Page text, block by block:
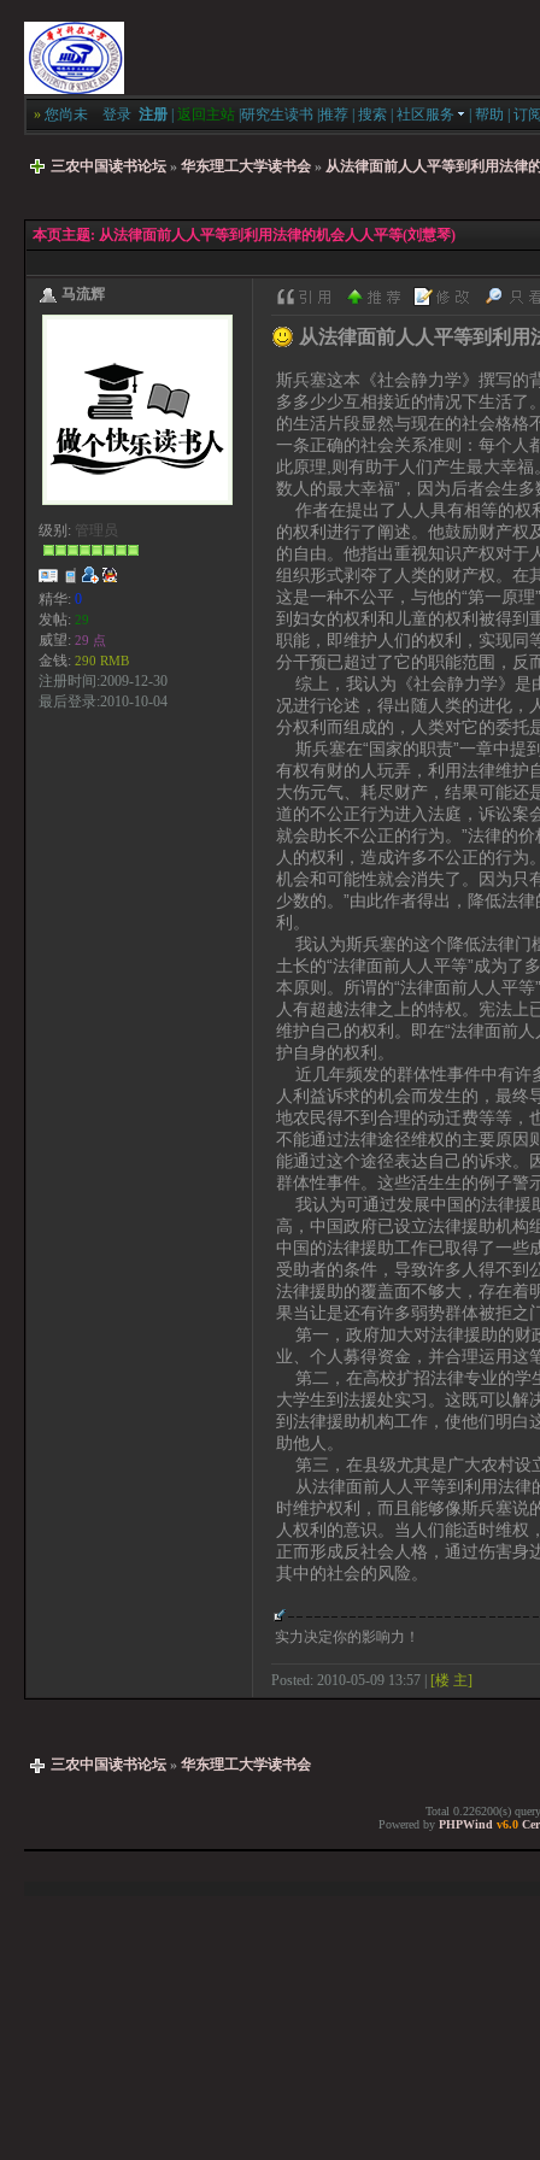
» 您尚未 登录 注册 返回主站 研究生读书 推荐 搜索 社区服务 帮助 订
三农中国读书论坛 » 华东理工大学读书会 » 从法律面前人人平等到利用法律
本页主题: 从法律面前人人平等到利用法律的机会人人平等(刘慧琴)
马流辉
级别: 管理员
精华: 0
发帖: 29
威望: 29 点
金钱: 290 RMB
注册时间:2009-12-30
最后登录:2010-10-04
从法律面前人人平等到利用
斯兵塞这本《社会静力学》撰写的
多多少少互相接近的情况下生活
的生活片段显然与现在的社会格
一条正确的社会关系准则：每个人
此原理,则有助于人们产生最大幸
数人的最大幸福”，因为后者会生
作者在提出了人人具有相等的权
的权利进行了阐述。他鼓励财产权
的自由。他指出重视知识产权对于
组织形式剥夺了人类的财产权。在
这是一种不公平，与他的“第一原
到妇女的权利和儿童的权利被得到
职能，即维护人们的权利，实现同
分干预已超过了它的职能范围，反
综上，我认为《社会静力学》是
况进行论述，得出随人类的进化，
分权利而组成的，人类对它的委托
斯兵塞在“国家的职责”一章中提
有权有财的人玩弄，利用法律维护
大伤元气、耗尽财产，结果可能还
道的不公正行为进入法庭，诉讼案
就会助长不公正的行为。”法律的
人的权利，造成许多不公正的行为
机会和可能性就会消失了。因为只
少数的。”由此作者得出，降低法
利。
我认为斯兵塞的这个降低法律门
土长的“法律面前人人平等”成为了
本原则。所谓的“法律面前人人平
人有超越法律之上的特权。宪法
维护自己的权利。即在“法律面前
护自身的权利。
近几年频发的群体性事件中有许
人利益诉求的机会而发生的，最
地农民得不到合理的动迁费等等，
不能通过法律途径维权的主要原因
能通过这个途径表达自己的诉求。
群体性事件。这些活生生的例子警
我认为可通过发展中国的法律援
高，中国政府已设立法律援助机构
中国的法律援助工作已取得了一些
受助者的条件，导致许多人得不到
法律援助的覆盖面不够大，存在着
果当让是还有许多弱势群体被拒之
第一，政府加大对法律援助的财
业、个人募得资金，并合理运用这
第二，在高校扩招法律专业的学
大学生到法援处实习。这既可以解
到法律援助机构工作，使他们明白
助他人。
第三，在县级尤其是广大农村设
从法律面前人人平等到利用法律
时维护权利，而且能够像斯兵塞说
人权利的意识。当人们能适时维
正而形成反社会人格，通过伤害身
其中的社会的风险。
实力决定你的影响力！
Posted: 2010-05-09 13:57 | [楼 主]
三农中国读书论坛 » 华东理工大学读书会
Total 0.226200(s)
Powered by PHPWind v6.0